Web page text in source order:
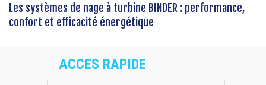
Les systèmes de nage à turbine BINDER : performance,
confort et efficacité énergétique
ACCES RAPIDE